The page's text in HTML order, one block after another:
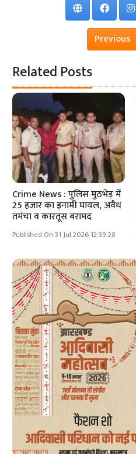
Previous
Related Posts
Crime News : पुलिस मुठभेड़ में
25 हजार का इनामी घायल, अवैध
तमंचा व कारतूस बरामद
Published On 31 Jul 2026 12:39:28